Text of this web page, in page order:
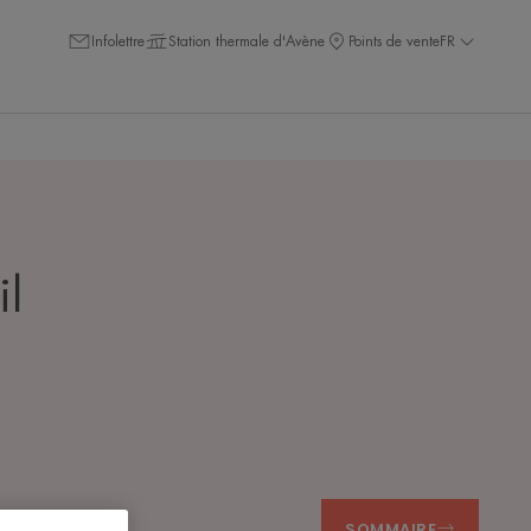
Infolettre Station thermale d'Avène Points de venteFR